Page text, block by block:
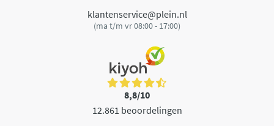
klantenservice@plein.nl
(ma t/m vr 08:00 - 17:00)
8,8/10
12.861 beoordelingen